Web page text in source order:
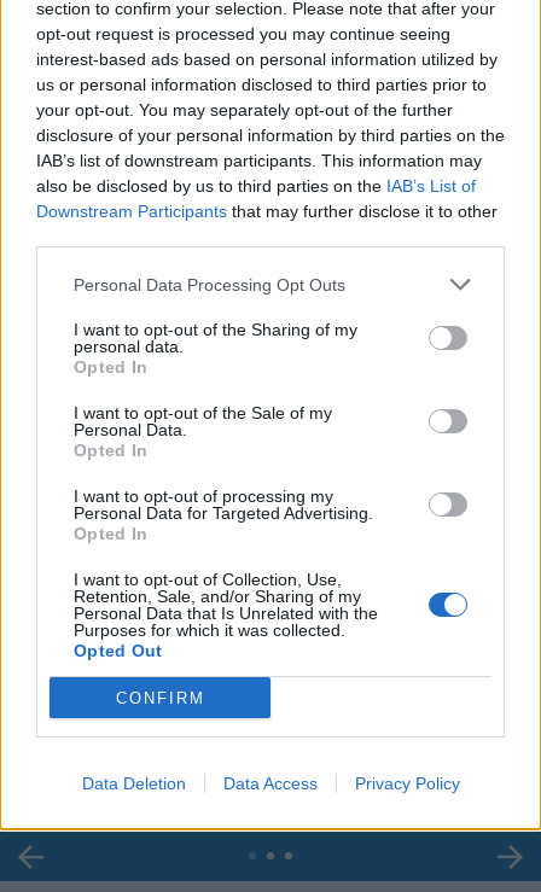
section to confirm your selection. Please note that after your
opt-out request is processed you may continue seeing
interest-based ads based on personal information utilized by
us or personal information disclosed to third parties prior to
your opt-out. You may separately opt-out of the further
disclosure of your personal information by third parties on the
IAB’s list of downstream participants. This information may
also be disclosed by us to third parties on the IAB’s List of
Downstream Participants that may further disclose it to other
Personal Data Processing Opt Outs
I want to opt-out of the Sharing of my
personal data.
Opted In
I want to opt-out of the Sale of my
Personal Data.
Opted In
I want to opt-out of processing my
Personal Data for Targeted Advertising.
Opted In
I want to opt-out of Collection, Use,
Retention, Sale, and/or Sharing of my
Personal Data that Is Unrelated with the
Purposes for which it was collected.
Opted Out
CONFIRM
Data Deletion Data Access Privacy Policy
00:00
Leonardo Maria Del Vecchio dall'ex compagna